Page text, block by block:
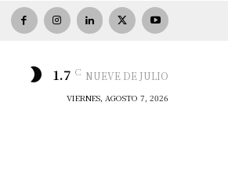
1.7 C NUEVE DE JULIO
VIERNES, AGOSTO 7, 2026